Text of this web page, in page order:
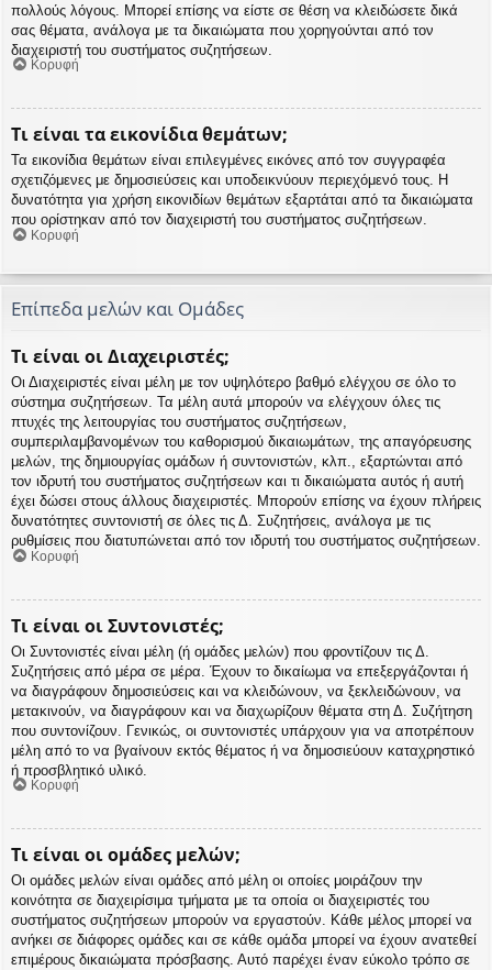
πολλούς λόγους. Μπορεί επίσης να είστε σε θέση να κλειδώσετε δικά
σας θέματα, ανάλογα με τα δικαιώματα που χορηγούνται από τον
διαχειριστή του συστήματος συζητήσεων.
Κορυφή
Τι είναι τα εικονίδια θεμάτων;
Τα εικονίδια θεμάτων είναι επιλεγμένες εικόνες από τον συγγραφέα
σχετιζόμενες με δημοσιεύσεις και υποδεικνύουν περιεχόμενό τους. Η
δυνατότητα για χρήση εικονιδίων θεμάτων εξαρτάται από τα δικαιώματα
που ορίστηκαν από τον διαχειριστή του συστήματος συζητήσεων.
Κορυφή
Επίπεδα μελών και Ομάδες
Τι είναι οι Διαχειριστές;
Οι Διαχειριστές είναι μέλη με τον υψηλότερο βαθμό ελέγχου σε όλο το
σύστημα συζητήσεων. Τα μέλη αυτά μπορούν να ελέγχουν όλες τις
πτυχές της λειτουργίας του συστήματος συζητήσεων,
συμπεριλαμβανομένων του καθορισμού δικαιωμάτων, της απαγόρευσης
μελών, της δημιουργίας ομάδων ή συντονιστών, κλπ., εξαρτώνται από
τον ιδρυτή του συστήματος συζητήσεων και τι δικαιώματα αυτός ή αυτή
έχει δώσει στους άλλους διαχειριστές. Μπορούν επίσης να έχουν πλήρεις
δυνατότητες συντονιστή σε όλες τις Δ. Συζητήσεις, ανάλογα με τις
ρυθμίσεις που διατυπώνεται από τον ιδρυτή του συστήματος συζητήσεων.
Κορυφή
Τι είναι οι Συντονιστές;
Οι Συντονιστές είναι μέλη (ή ομάδες μελών) που φροντίζουν τις Δ.
Συζητήσεις από μέρα σε μέρα. Έχουν το δικαίωμα να επεξεργάζονται ή
να διαγράφουν δημοσιεύσεις και να κλειδώνουν, να ξεκλειδώνουν, να
μετακινούν, να διαγράφουν και να διαχωρίζουν θέματα στη Δ. Συζήτηση
που συντονίζουν. Γενικώς, οι συντονιστές υπάρχουν για να αποτρέπουν
μέλη από το να βγαίνουν εκτός θέματος ή να δημοσιεύουν καταχρηστικό
ή προσβλητικό υλικό.
Κορυφή
Τι είναι οι ομάδες μελών;
Οι ομάδες μελών είναι ομάδες από μέλη οι οποίες μοιράζουν την
κοινότητα σε διαχειρίσιμα τμήματα με τα οποία οι διαχειριστές του
συστήματος συζητήσεων μπορούν να εργαστούν. Κάθε μέλος μπορεί να
ανήκει σε διάφορες ομάδες και σε κάθε ομάδα μπορεί να έχουν ανατεθεί
επιμέρους δικαιώματα πρόσβασης. Αυτό παρέχει έναν εύκολο τρόπο σε